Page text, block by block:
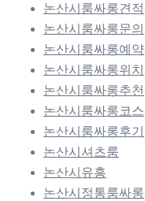
논산시룸싸롱견적
논산시룸싸롱문의
논산시룸싸롱예약
논산시룸싸롱위치
논산시룸싸롱추천
논산시룸싸롱코스
논산시룸싸롱후기
논산시셔츠룸
논산시유흥
논산시정통룸싸롱